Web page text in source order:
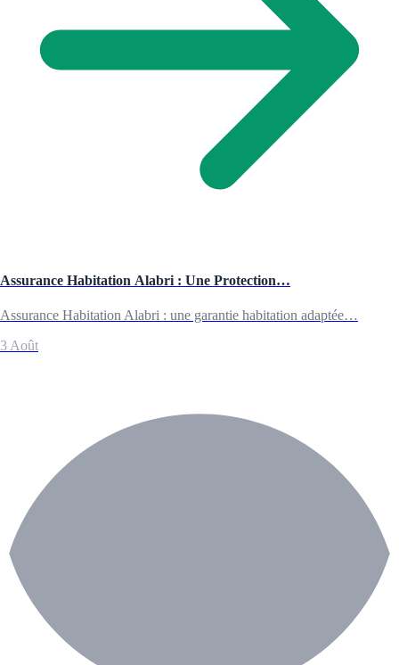
Assurance Habitation Alabri : Une Protection…
Assurance Habitation Alabri : une garantie habitation adaptée…
3 Août